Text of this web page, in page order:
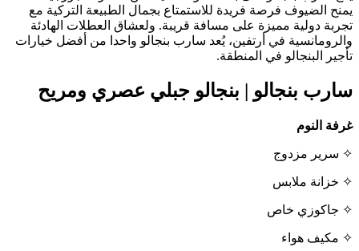
يمنح الضيوف فرصة فريدة للاستمتاع بجمال الطبيعة التركية مع
تجربة دولية مميزة على مسافة قريبة. ولعشاق العطلات الهادئة
والرومانسية في أرتفين، يُعد سارب بنجالو واحدا من أفضل خيارات
تأجير البنجالو في المنطقة.
سارب بنجالو | بنجالو جبلي عصري ومريح
غرفة النوم
✧ سرير مزدوج
✧ خزانة ملابس
✧ جاكوزي خاص
✧ مكيف هواء